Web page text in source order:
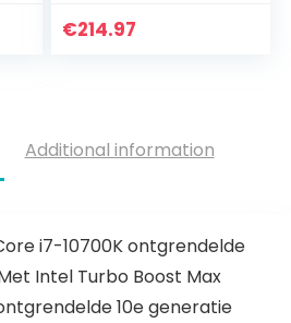
€214.97
Additional information
i7-10700K ontgrendelde
Intel Turbo Boost Max
10e generatie